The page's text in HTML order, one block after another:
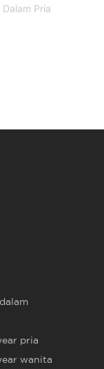
Pria
pria
wanita